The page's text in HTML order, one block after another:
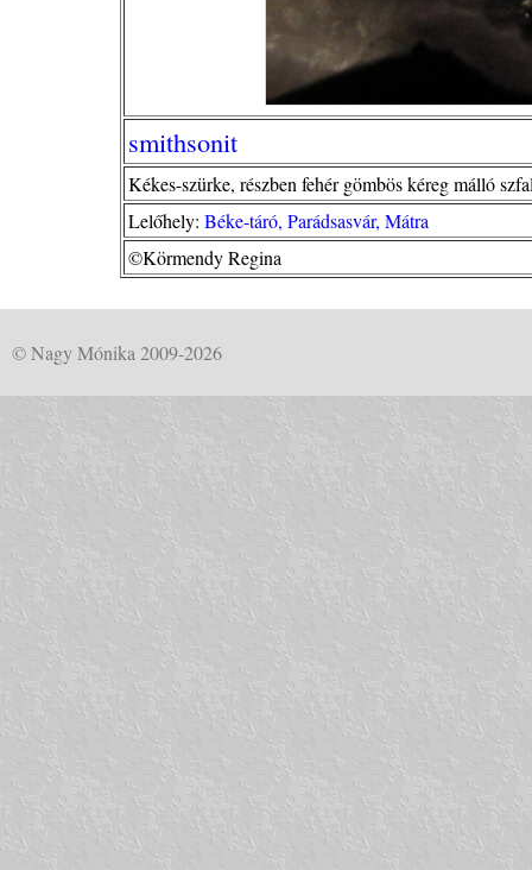
smithsonit
Kékes-szürke, részben fehér gömbös kéreg málló
Lelőhely: Béke-táró, Parádsasvár, Mátra
©Körmendy Regina
© Nagy Mónika 2009-2026